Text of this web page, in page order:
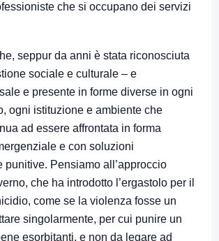
che si occupano dei servizi
seppur da anni è stata riconosciuta
sociale e culturale – e
e presente in forme diverse in ogni
ogni istituzione e ambiente che
ad essere affrontata in forma
e con soluzioni
punitive. Pensiamo all’approccio
che ha introdotto l’ergastolo per il
come se la violenza fosse un
singolarmente, per cui punire un
esorbitanti, e non da legare ad